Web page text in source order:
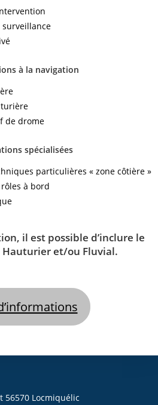
surveillance
à la navigation
de drome
spécialisées
particulières « zone côtière »
à bord
il est possible d’inclure le
Hauturier et/ou Fluvial.
56570 Locmiquélic